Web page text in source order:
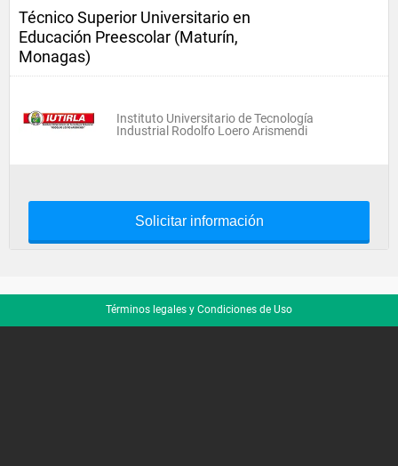
Técnico Superior Universitario en
Educación Preescolar (Maturín,
Monagas)
Instituto Universitario de Tecnología
Industrial Rodolfo Loero Arismendi
Solicitar información
Términos legales y Condiciones de Uso